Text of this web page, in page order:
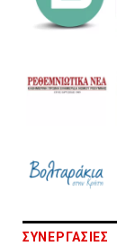
ΣΥΝΕΡΓΑΣΙΕΣ